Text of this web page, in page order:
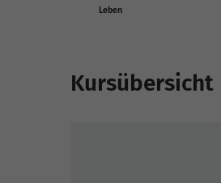
Leben
Kursübersicht